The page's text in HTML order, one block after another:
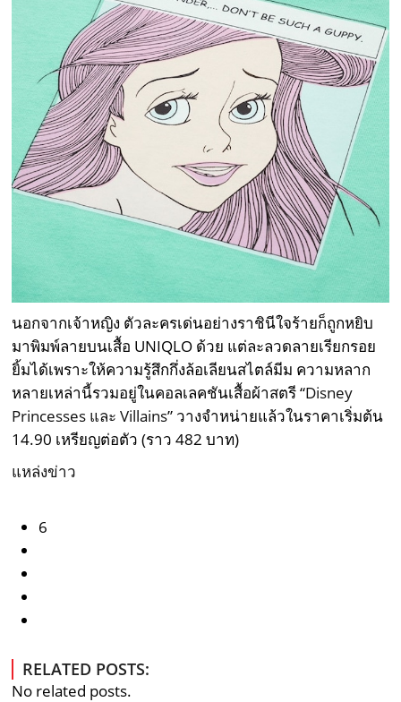
นอกจากเจ้าหญิง ตัวละครเด่นอย่างราชินีใจร้ายก็ถูกหยิบ
มาพิมพ์ลายบนเสื้อ UNIQLO ด้วย แต่ละลวดลายเรียกรอย
ยิ้มได้เพราะให้ความรู้สึกกึ่งล้อเลียนสไตล์มีม ความหลาก
หลายเหล่านี้รวมอยู่ในคอลเลคชันเสื้อผ้าสตรี “Disney
Princesses และ Villains” วางจำหน่ายแล้วในราคาเริ่มต้น
14.90 เหรียญต่อตัว (ราว 482 บาท)
แหล่งข่าว
6
RELATED POSTS:
No related posts.